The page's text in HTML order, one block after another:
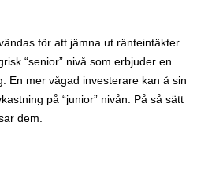
för att jämna ut ränteintäkter.
“senior” nivå som erbjuder en
En mer vågad investerare kan å sin
på “junior” nivån. På så sätt
dem.